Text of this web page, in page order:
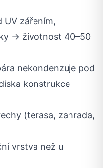
UV zářením,
→ životnost 40–50
nekondenzuje pod
konstrukce
(terasa, zahrada,
vrstva než u